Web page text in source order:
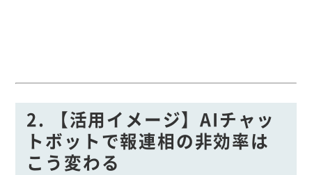
2. 【活用イメージ】AIチャッ
トボットで報連相の非効率は
こう変わる